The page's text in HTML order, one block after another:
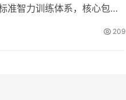
准智力训练体系，核心包含
209